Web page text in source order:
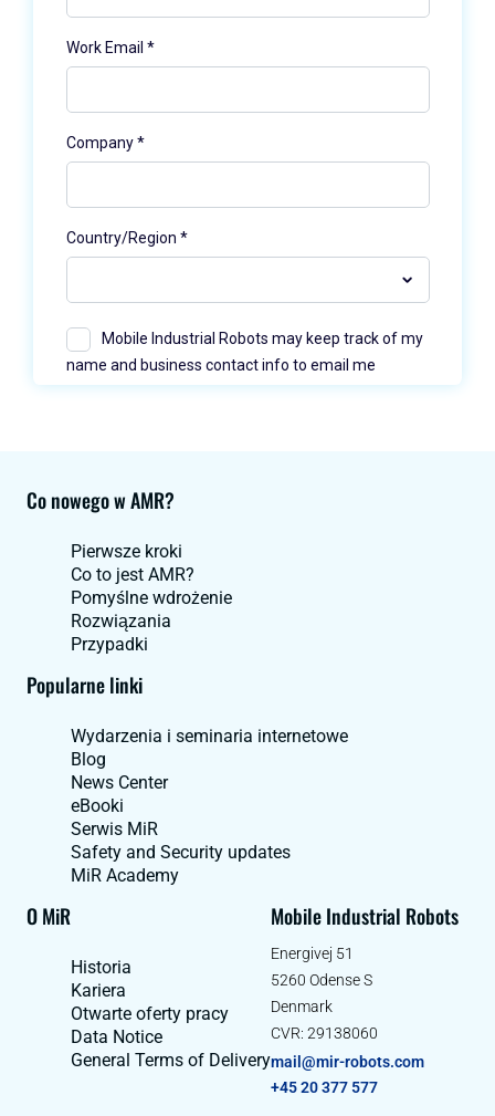
Co nowego w AMR?
Pierwsze kroki
Co to jest AMR?
Pomyślne wdrożenie
Rozwiązania
Przypadki
Popularne linki
Wydarzenia i seminaria internetowe
Blog
News Center
eBooki
Serwis MiR
Safety and Security updates
MiR Academy
O MiR
Historia
Kariera
Otwarte oferty pracy
Data Notice
General Terms of Delivery
Mobile Industrial Robots
Energivej 51
5260 Odense S
Denmark
CVR: 29138060
mail@mir-robots.com
+45 20 377 577